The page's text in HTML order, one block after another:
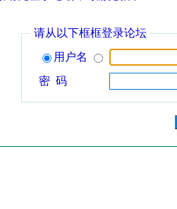
请从以下框框登录论坛
用户名
密 码